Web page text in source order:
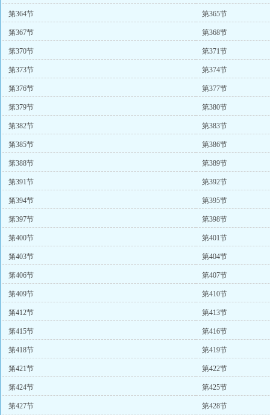
第364节 第365节
第367节 第368节
第370节 第371节
第373节 第374节
第376节 第377节
第379节 第380节
第382节 第383节
第385节 第386节
第388节 第389节
第391节 第392节
第394节 第395节
第397节 第398节
第400节 第401节
第403节 第404节
第406节 第407节
第409节 第410节
第412节 第413节
第415节 第416节
第418节 第419节
第421节 第422节
第424节 第425节
第427节 第428节